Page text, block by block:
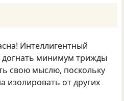
Интеллигентный
догнать минимум трижды
свою мыслю, поскольку
изолировать от других